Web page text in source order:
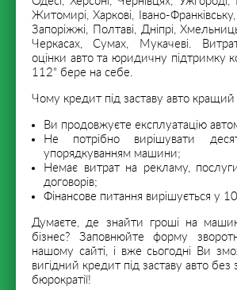
Житомирі, Харкові, Івано-Франківську,
Запоріжжі, Полтаві, Дніпрі,
Черкасах, Сумах, Мукачеві.
оцінки авто та юридичну підтримку
112" бере на себе.
Чому кредит під заставу авто
Ви продовжуєте експлуатацію
Не потрібно вирішувати
упорядкуванням машини;
Немає витрат на рекламу,
договорів;
Фінансове питання вирішується у
Думаєте, де знайти гроші на
бізнес? Заповнюйте форму
нашому сайті, і вже сьогодні Ви
вигідний кредит під заставу авто без
бюрократії!